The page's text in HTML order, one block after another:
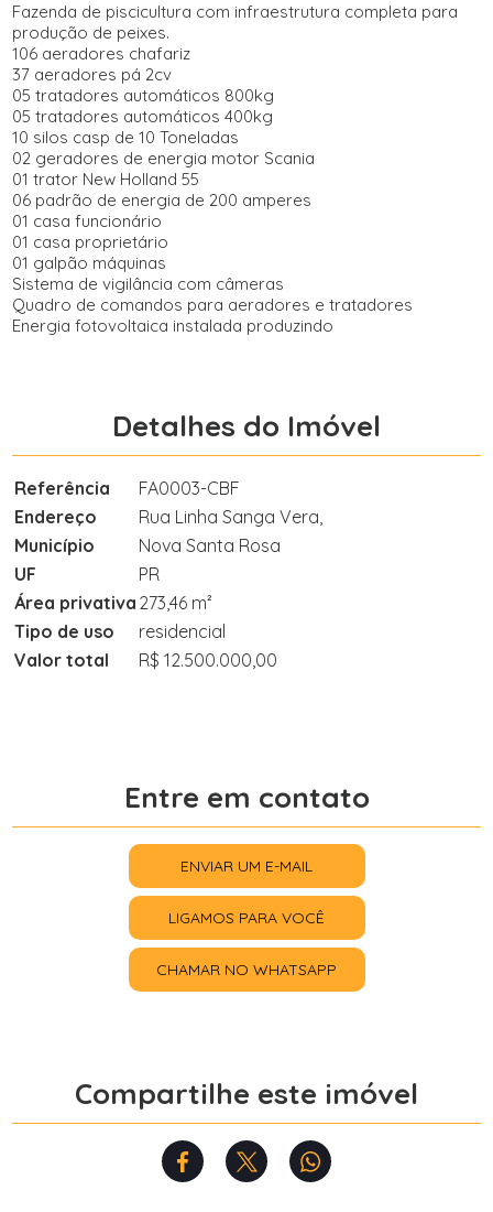
Fazenda de piscicultura com infraestrutura completa para
produção de peixes.
106 aeradores chafariz
37 aeradores pá 2cv
05 tratadores automáticos 800kg
05 tratadores automáticos 400kg
10 silos casp de 10 Toneladas
02 geradores de energia motor Scania
01 trator New Holland 55
06 padrão de energia de 200 amperes
01 casa funcionário
01 casa proprietário
01 galpão máquinas
Sistema de vigilância com câmeras
Quadro de comandos para aeradores e tratadores
Energia fotovoltaica instalada produzindo
Detalhes do Imóvel
Referência
FA0003-CBF
Endereço
Rua Linha Sanga Vera,
Município
Nova Santa Rosa
UF
PR
Área privativa 273,46 m²
Tipo de uso
residencial
Valor total
R$ 12.500.000,00
Entre em contato
ENVIAR UM E-MAIL
LIGAMOS PARA VOCÊ
CHAMAR NO WHATSAPP
Compartilhe este imóvel